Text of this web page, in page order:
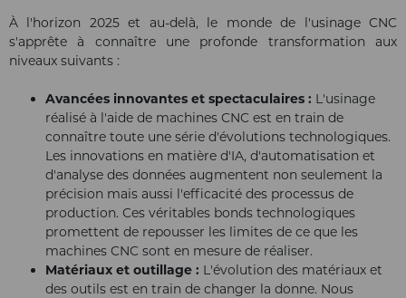
À l'horizon 2025 et au-delà, le monde de l'usinage CNC
s'apprête à connaître une profonde transformation aux
niveaux suivants :
Avancées innovantes et spectaculaires : L'usinage
réalisé à l'aide de machines CNC est en train de
connaître toute une série d'évolutions technologiques.
Les innovations en matière d'IA, d'automatisation et
d'analyse des données augmentent non seulement la
précision mais aussi l'efficacité des processus de
production. Ces véritables bonds technologiques
promettent de repousser les limites de ce que les
machines CNC sont en mesure de réaliser.
Matériaux et outillage : L'évolution des matériaux et
des outils est en train de changer la donne. Nous